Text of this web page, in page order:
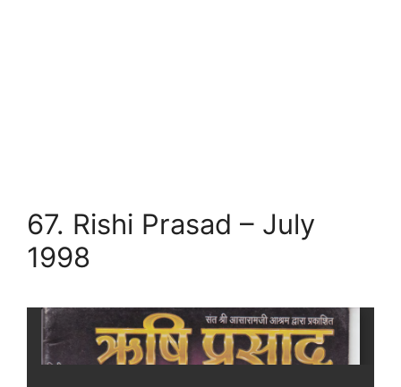
67. Rishi Prasad – July
1998